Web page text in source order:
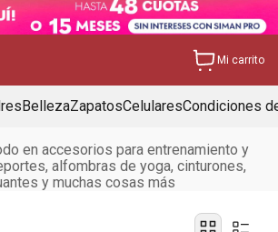
Mi carrito
BellezaZapatosCelularesCondiciones
en accesorios para entrenamiento y
alfombras de yoga, cinturones,
y muchas cosas más